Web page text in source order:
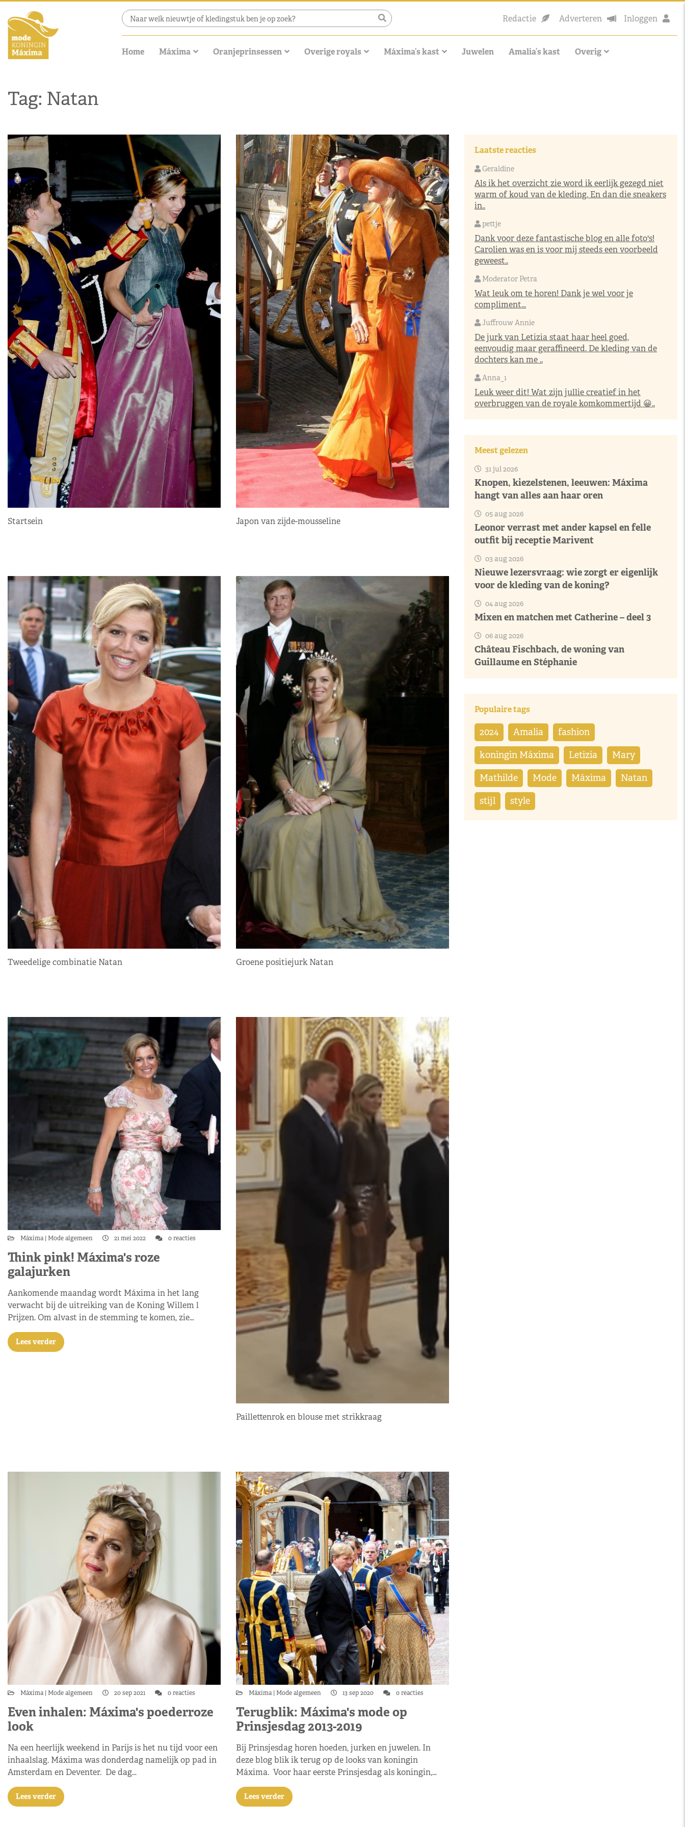
Redactie Adverteren Inloggen
Home Máxima Oranjeprinsessen Overige royals Máxima’s kast Juwelen Amalia’s kast Overig
Tag: Natan
Startsein Japon van zijde-mousseline
Tweedelige combinatie Natan Groene positiejurk Natan
Máxima Mode algemeen 21 mei 2022 0 reacties
Think pink! Máxima's roze
galajurken
Aankomende maandag wordt Máxima in het lang
verwacht bij de uitreiking van de Koning Willem l
Prijzen. Om alvast in de stemming te komen, zie…
Lees verder
Paillettenrok en blouse met strikkraag
Máxima Mode algemeen 20 sep 2021 0 reacties
Even inhalen: Máxima's poederroze
look
Na een heerlijk weekend in Parijs is het nu tijd voor een
inhaalslag. Máxima was donderdag namelijk op pad in
Amsterdam en Deventer. De dag…
Lees verder
Máxima Mode algemeen 13 sep 2020 0 reacties
Terugblik: Máxima's mode op
Prinsjesdag 2013-2019
Bij Prinsjesdag horen hoeden, jurken en juwelen. In
deze blog blik ik terug op de looks van koningin
Máxima. Voor haar eerste Prinsjesdag als koningin,…
Lees verder
Laatste reacties
Geraldine
Als ik het overzicht zie word ik eerlijk gezegd niet
warm of koud van de kleding. En dan die sneakers
in..
pettje
Dank voor deze fantastische blog en alle foto's!
Carolien was en is voor mij steeds een voorbeeld
geweest..
Moderator Petra
Wat leuk om te horen! Dank je wel voor je
compliment...
Juffrouw Annie
De jurk van Letizia staat haar heel goed,
eenvoudig maar geraffineerd. De kleding van de
dochters kan me ..
Anna_1
Leuk weer dit! Wat zijn jullie creatief in het
overbruggen van de royale komkommertijd 😀..
Meest gelezen
31 jul 2026
Knopen, kiezelstenen, leeuwen: Máxima
hangt van alles aan haar oren
05 aug 2026
Leonor verrast met ander kapsel en felle
outfit bij receptie Marivent
03 aug 2026
Nieuwe lezersvraag: wie zorgt er eigenlijk
voor de kleding van de koning?
04 aug 2026
Mixen en matchen met Catherine – deel 3
06 aug 2026
Château Fischbach, de woning van
Guillaume en Stéphanie
Populaire tags
2024 Amalia fashion
koningin Máxima Letizia Mary
Mathilde Mode Máxima Natan
stijl style